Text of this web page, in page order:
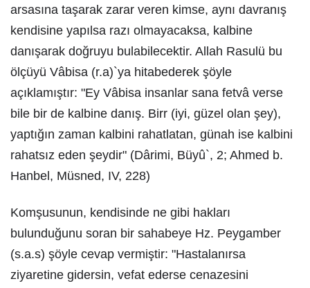
arsasına taşarak zarar veren kimse, aynı davranış
kendisine yapılsa razı olmayacaksa, kalbine
danışarak doğruyu bulabilecektir. Allah Rasulü bu
ölçüyü Vâbisa (r.a)`ya hitabederek şöyle
açıklamıştır: "Ey Vâbisa insanlar sana fetvâ verse
bile bir de kalbine danış. Birr (iyi, güzel olan şey),
yaptığın zaman kalbini rahatlatan, günah ise kalbini
rahatsız eden şeydir" (Dârimi, Büyû`, 2; Ahmed b.
Hanbel, Müsned, IV, 228)
Komşusunun, kendisinde ne gibi hakları
bulunduğunu soran bir sahabeye Hz. Peygamber
(s.a.s) şöyle cevap vermiştir: "Hastalanırsa
ziyaretine gidersin, vefat ederse cenazesini